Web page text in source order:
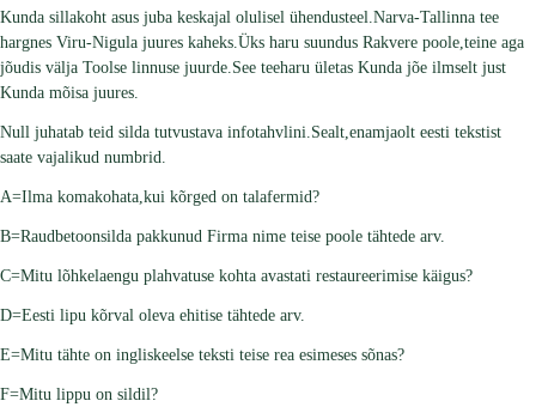
Kunda sillakoht asus juba keskajal olulisel ühendusteel.Narva-Tallinna tee
hargnes Viru-Nigula juures kaheks.Üks haru suundus Rakvere poole,teine aga
jõudis välja Toolse linnuse juurde.See teeharu ületas Kunda jõe ilmselt just
Kunda mõisa juures.
Null juhatab teid silda tutvustava infotahvlini.Sealt,enamjaolt eesti tekstist
saate vajalikud numbrid.
A=Ilma komakohata,kui kõrged on talafermid?
B=Raudbetoonsilda pakkunud Firma nime teise poole tähtede arv.
C=Mitu lõhkelaengu plahvatuse kohta avastati restaureerimise käigus?
D=Eesti lipu kõrval oleva ehitise tähtede arv.
E=Mitu tähte on ingliskeelse teksti teise rea esimeses sõnas?
F=Mitu lippu on sildil?